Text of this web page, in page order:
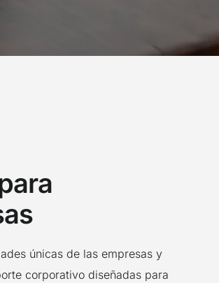
únicas de las empresas y
corporativo diseñadas para